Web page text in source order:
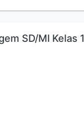
SD/MI Kelas 1